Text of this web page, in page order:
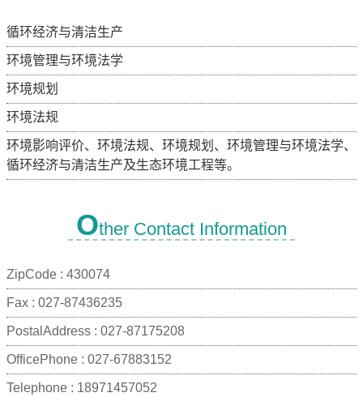
循环经济与清洁生产
环境管理与环境法学
环境规划
环境法规
环境影响评价、环境法规、环境规划、环境管理与环境法学、
循环经济与清洁生产及生态环境工程等。
Other Contact Information
ZipCode : 430074
Fax : 027-87436235
PostalAddress : 027-87175208
OfficePhone : 027-67883152
Telephone : 18971457052